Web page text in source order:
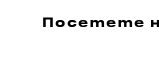
Посетете